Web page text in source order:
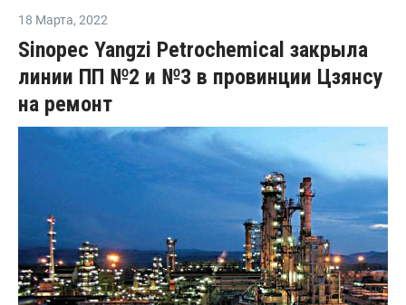
18 Марта, 2022
Sinopec Yangzi Petrochemical закрыла
линии ПП №2 и №3 в провинции Цзянсу
на ремонт